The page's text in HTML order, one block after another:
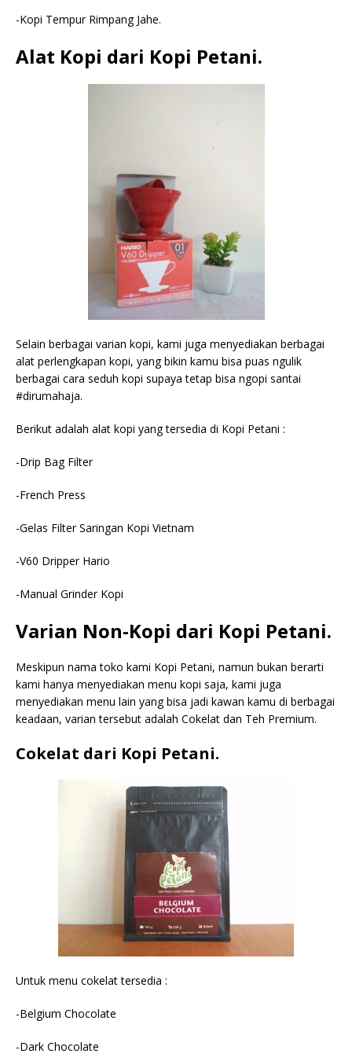
-Kopi Tempur Rimpang Jahe.
Alat Kopi dari Kopi Petani.
Selain berbagai varian kopi, kami juga menyediakan berbagai
alat perlengkapan kopi, yang bikin kamu bisa puas ngulik
berbagai cara seduh kopi supaya tetap bisa ngopi santai
#dirumahaja.
Berikut adalah alat kopi yang tersedia di Kopi Petani :
-Drip Bag Filter
-French Press
-Gelas Filter Saringan Kopi Vietnam
-V60 Dripper Hario
-Manual Grinder Kopi
Varian Non-Kopi dari Kopi Petani.
Meskipun nama toko kami Kopi Petani, namun bukan berarti
kami hanya menyediakan menu kopi saja, kami juga
menyediakan menu lain yang bisa jadi kawan kamu di berbagai
keadaan, varian tersebut adalah Cokelat dan Teh Premium.
Cokelat dari Kopi Petani.
Untuk menu cokelat tersedia :
-Belgium Chocolate
-Dark Chocolate